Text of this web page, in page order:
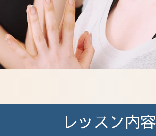
レッスン内容